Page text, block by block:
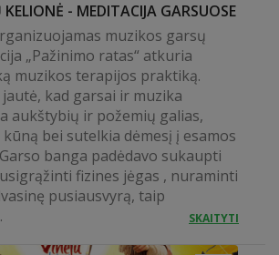
- MEDITACIJA GARSUOSE
muzikos garsų
„Pažinimo ratas“ atkuria
muzikos terapijos praktiką.
kad garsai ir muzika
aukštybių ir požemių galias,
bei sutelkia dėmesį į esamos
banga padėdavo sukaupti
fizines jėgas , nuraminti
pusiausvyrą, taip
SKAITYTI